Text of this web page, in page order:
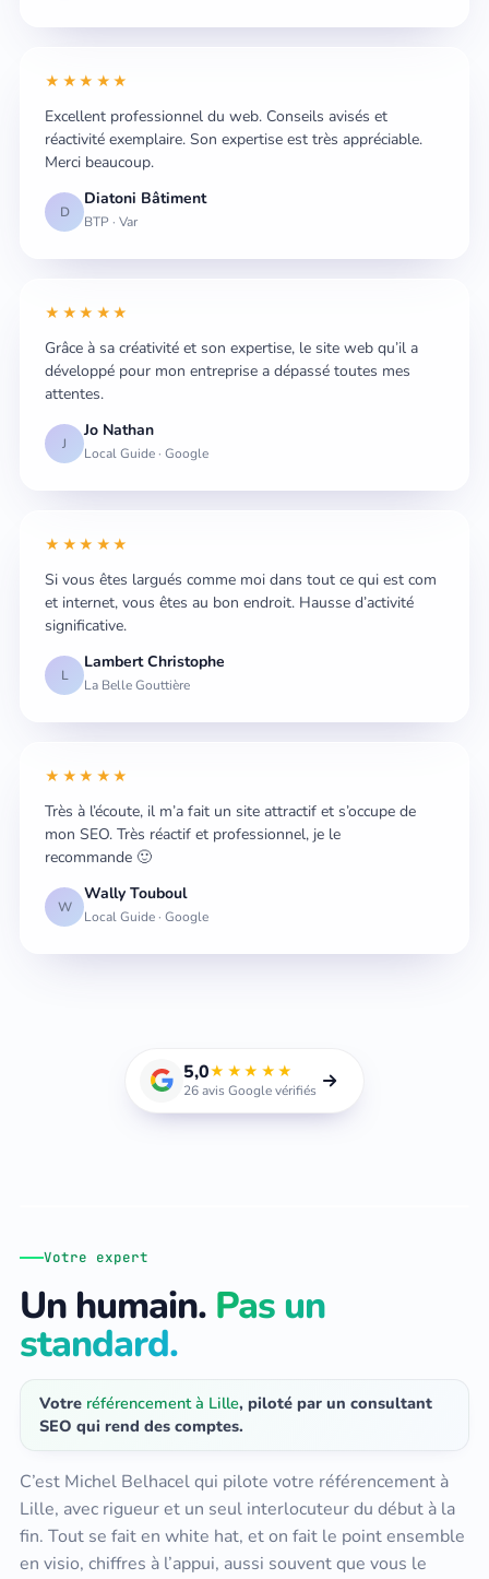
★★★★★
Excellent professionnel du web. Conseils avisés et
réactivité exemplaire. Son expertise est très appréciable.
Merci beaucoup.
D
Diatoni Bâtiment
BTP · Var
★★★★★
Grâce à sa créativité et son expertise, le site web qu’il a
développé pour mon entreprise a dépassé toutes mes
attentes.
J
Jo Nathan
Local Guide · Google
★★★★★
Si vous êtes largués comme moi dans tout ce qui est com
et internet, vous êtes au bon endroit. Hausse d’activité
significative.
L
Lambert Christophe
La Belle Gouttière
★★★★★
Très à l’écoute, il m’a fait un site attractif et s’occupe de
mon SEO. Très réactif et professionnel, je le
recommande 🙂
W
Wally Touboul
Local Guide · Google
5,0★★★★★
26 avis Google vérifiés
Votre expert
Un humain. Pas un
standard.
Votre référencement à Lille, piloté par un consultant
SEO qui rend des comptes.
C’est Michel Belhacel qui pilote votre référencement à
Lille, avec rigueur et un seul interlocuteur du début à la
fin. Tout se fait en white hat, et on fait le point ensemble
en visio, chiffres à l’appui, aussi souvent que vous le